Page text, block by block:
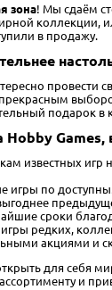
зона! Мы сдаём
коллекции,
в продажу.
провести
подарок в
Hobby
известных
игры по
сроки
редких,
акциями и
для себя
и